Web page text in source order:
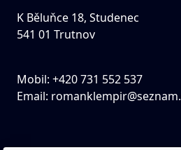
K Běluňce 18, Studenec
541 01 Trutnov
Mobil: +420 731 552 537
Email: